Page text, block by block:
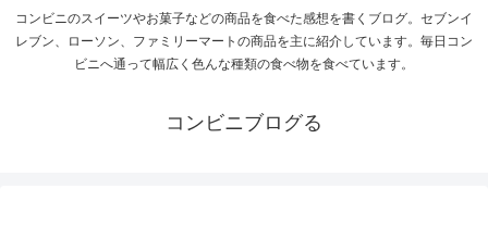
コンビニのスイーツやお菓子などの商品を食べた感想を書くブログ。セブンイ
レブン、ローソン、ファミリーマートの商品を主に紹介しています。毎日コン
ビニへ通って幅広く色んな種類の食べ物を食べています。
コンビニブログる